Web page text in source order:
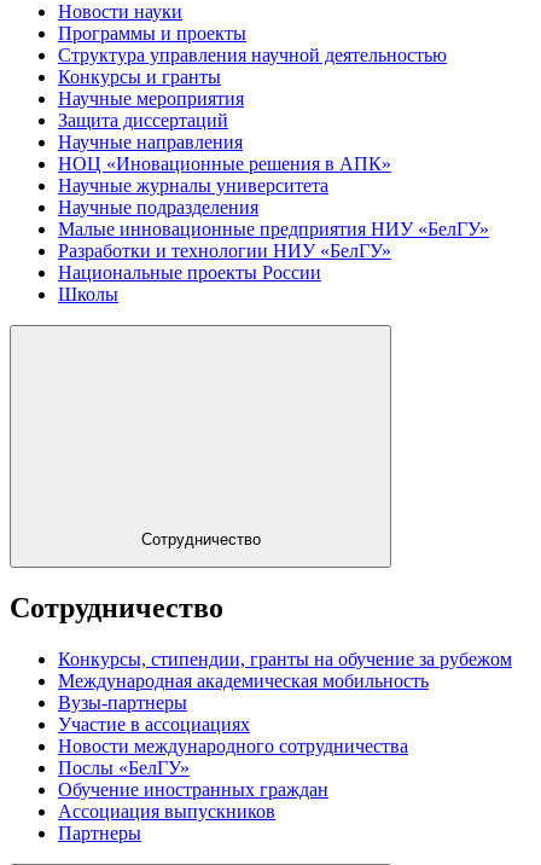
Новости науки
Программы и проекты
Структура управления научной деятельностью
Конкурсы и гранты
Научные мероприятия
Защита диссертаций
Научные направления
НОЦ «Иновационные решения в АПК»
Научные журналы университета
Научные подразделения
Малые инновационные предприятия НИУ «БелГУ»
Разработки и технологии НИУ «БелГУ»
Национальные проекты России
Школы
Сотрудничество
Сотрудничество
Конкурсы, стипендии, гранты на обучение за рубежом
Международная академическая мобильность
Вузы-партнеры
Участие в ассоциациях
Новости международного сотрудничества
Послы «БелГУ»
Обучение иностранных граждан
Ассоциация выпускников
Партнеры